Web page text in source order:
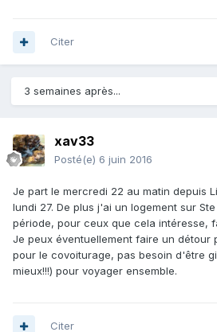
Citer
3 semaines après...
xav33
Posté(e) 6 juin 2016
Je part le mercredi 22 au matin depuis
lundi 27. De plus j'ai un logement sur
période, pour ceux que cela intéresse,
Je peux éventuellement faire un détour
pour le covoiturage, pas besoin d'être
mieux!!!) pour voyager ensemble.
Citer